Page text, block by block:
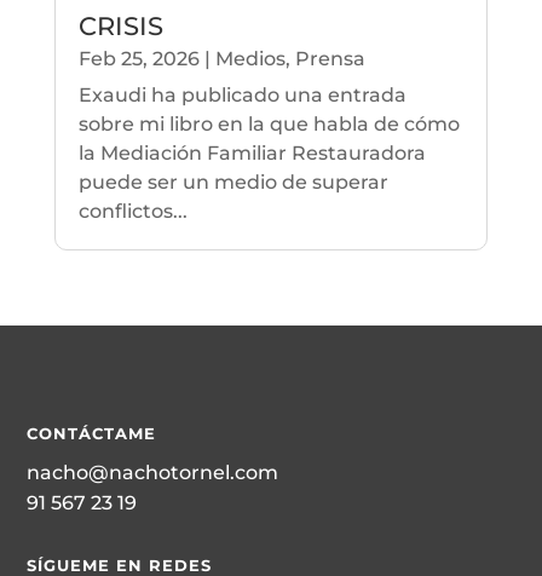
CRISIS
Feb 25, 2026| Medios, Prensa
Exaudi ha publicado una entrada
sobre mi libro en la que habla de cómo
la Mediación Familiar Restauradora
puede ser un medio de superar
conflictos...
CONTÁCTAME
nacho@nachotornel.com
91 567 23 19
SÍGUEME EN REDES